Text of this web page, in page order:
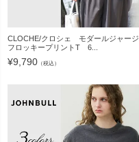
CLOCHE/クロシェ モダールジャージ
フロッキープリントT 6...
¥9,790 （税込）